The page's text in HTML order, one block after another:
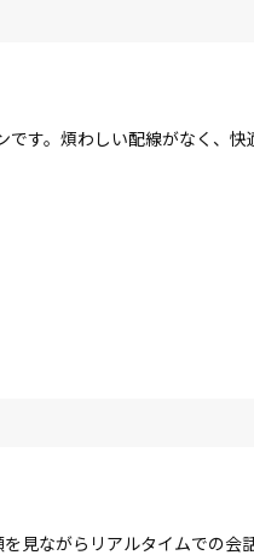
す。煩わしい配線がなく、
見ながらリアルタイムでの会